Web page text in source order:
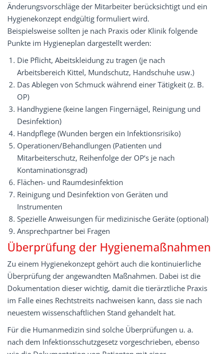
Änderungsvorschläge der Mitarbeiter berücksichtigt und ein
Hygienekonzept endgültig formuliert wird.
Beispielsweise sollten je nach Praxis oder Klinik folgende
Punkte im Hygieneplan dargestellt werden:
Die Pflicht, Abeitskleidung zu tragen (je nach
Arbeitsbereich Kittel, Mundschutz, Handschuhe usw.)
Das Ablegen von Schmuck während einer Tätigkeit (z. B.
OP)
Handhygiene (keine langen Fingernägel, Reinigung und
Desinfektion)
Handpflege (Wunden bergen ein Infektionsrisiko)
Operationen/Behandlungen (Patienten und
Mitarbeiterschutz, Reihenfolge der OP‘s je nach
Kontaminationsgrad)
Flächen- und Raumdesinfektion
Reinigung und Desinfektion von Geräten und
Instrumenten
Spezielle Anweisungen für medizinische Geräte (optional)
Ansprechpartner bei Fragen
Überprüfung der Hygienemaßnahmen
Zu einem Hygienekonzept gehört auch die kontinuierliche
Überprüfung der angewandten Maßnahmen. Dabei ist die
Dokumentation dieser wichtig, damit die tierärztliche Praxis
im Falle eines Rechtstreits nachweisen kann, dass sie nach
neuestem wissenschaftlichen Stand gehandelt hat.
Für die Humanmedizin sind solche Überprüfungen u. a.
nach dem Infektionsschutzgesetz vorgeschrieben, ebenso